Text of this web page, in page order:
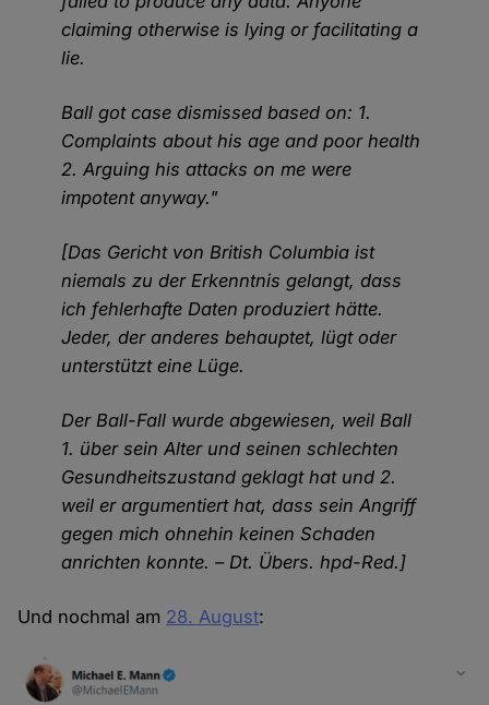
claiming otherwise is lying or facilitating a
lie.
Ball got case dismissed based on: 1.
Complaints about his age and poor health
2. Arguing his attacks on me were
impotent anyway."
[Das Gericht von British Columbia ist
niemals zu der Erkenntnis gelangt, dass
ich fehlerhafte Daten produziert hätte.
Jeder, der anderes behauptet, lügt oder
unterstützt eine Lüge.
Der Ball-Fall wurde abgewiesen, weil Ball
1. über sein Alter und seinen schlechten
Gesundheitszustand geklagt hat und 2.
weil er argumentiert hat, dass sein Angriff
gegen mich ohnehin keinen Schaden
anrichten konnte. – Dt. Übers. hpd-Red.]
Und nochmal am 28. August: